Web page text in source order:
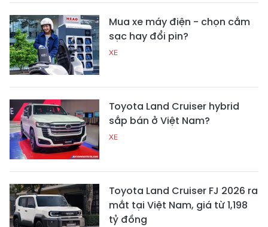
Mua xe máy điện - chọn cắm
sạc hay đổi pin?
XE
Toyota Land Cruiser hybrid
sắp bán ở Việt Nam?
XE
Toyota Land Cruiser FJ 2026 ra
mắt tại Việt Nam, giá từ 1,198
tỷ đồng